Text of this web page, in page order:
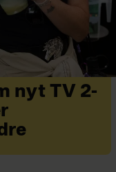
nyt TV 2-